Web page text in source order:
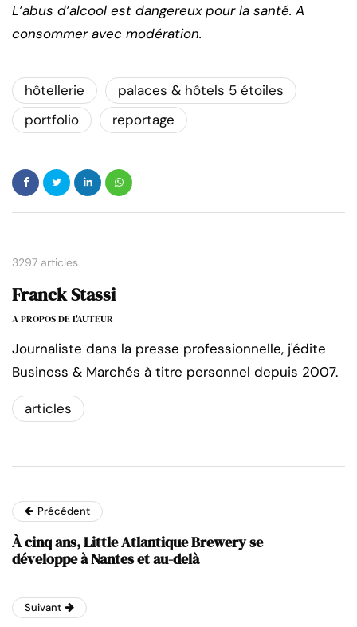
L’abus d’alcool est dangereux pour la santé. A
consommer avec modération.
hôtellerie
palaces & hôtels 5 étoiles
portfolio
reportage
3297 articles
Franck Stassi
A PROPOS DE L'AUTEUR
Journaliste dans la presse professionnelle, j'édite
Business & Marchés à titre personnel depuis 2007.
articles
Précédent
À cinq ans, Little Atlantique Brewery se
développe à Nantes et au-delà
Suivant